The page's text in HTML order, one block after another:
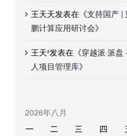
王天天发表在《支持国产 |
鹏计算应用研讨会》
王天²发表在《穿越派·派
人项目管理库》
2026年八月
一 二 三 四